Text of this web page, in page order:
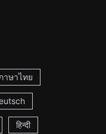
าษาไทย
हिन्दी